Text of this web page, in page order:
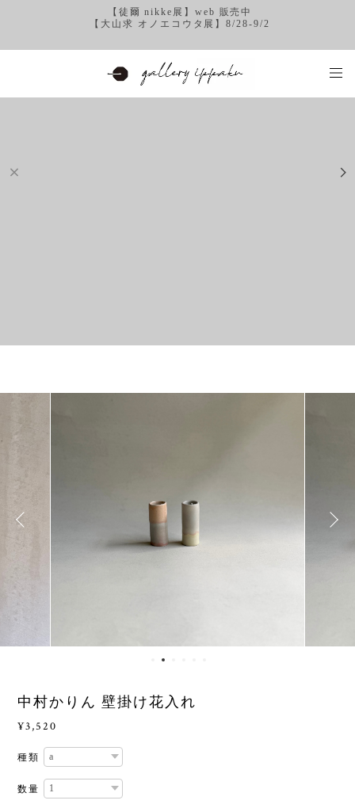
【徒爾 nikke展】web 販売中
【大山求 オノエコウタ展】8/28-9/2
中村かりん 壁掛け花入れ
¥3,520
種類
数量